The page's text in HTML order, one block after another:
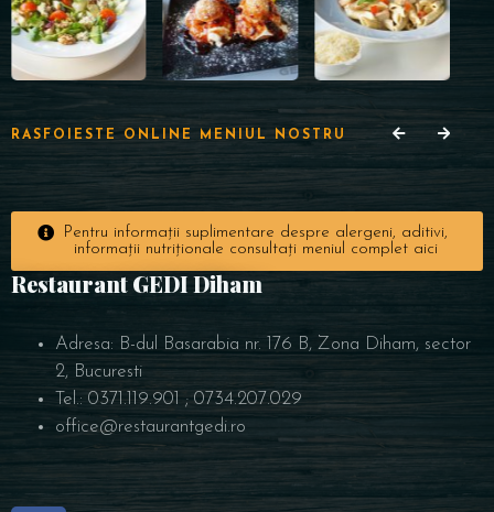
RASFOIESTE ONLINE MENIUL NOSTRU
Pentru informații suplimentare despre alergeni, aditivi,
informații nutriționale consultați meniul complet aici
Restaurant GEDI Diham
Adresa: B-dul Basarabia nr. 176 B, Zona Diham, sector
2, Bucuresti
Tel.: 0371.119.901 ; 0734.207.029
office@restaurantgedi.ro